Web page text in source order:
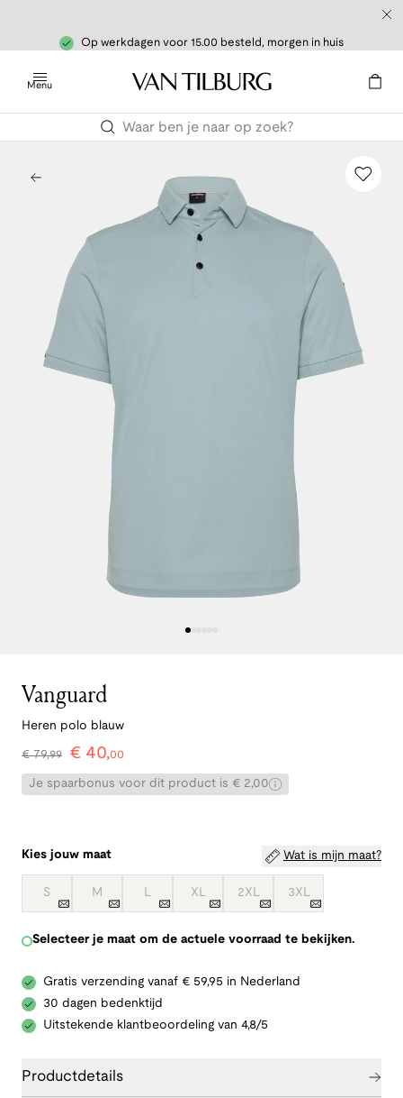
Op werkdagen voor 15.00 besteld, morgen in huis
Menu
Vanguard
Heren polo blauw
€79,99 € 40,00
Je spaarbonus voor dit product is € 2,00
Kies jouw maat Wat is mijn maat?
S M L XL 2XL 3XL
Selecteer je maat om de actuele voorraad te bekijken.
Gratis verzending vanaf € 59,95 in Nederland
30 dagen bedenktijd
Uitstekende klantbeoordeling van 4,8/5
Productdetails